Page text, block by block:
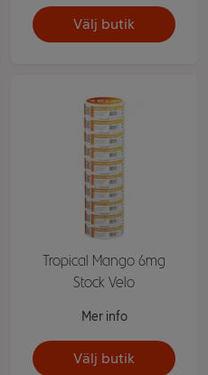
Välj butik
Tropical Mango 6mg
Stock Velo
Mer info
Välj butik